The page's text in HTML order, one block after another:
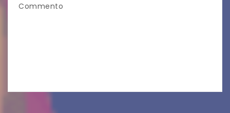
Commento